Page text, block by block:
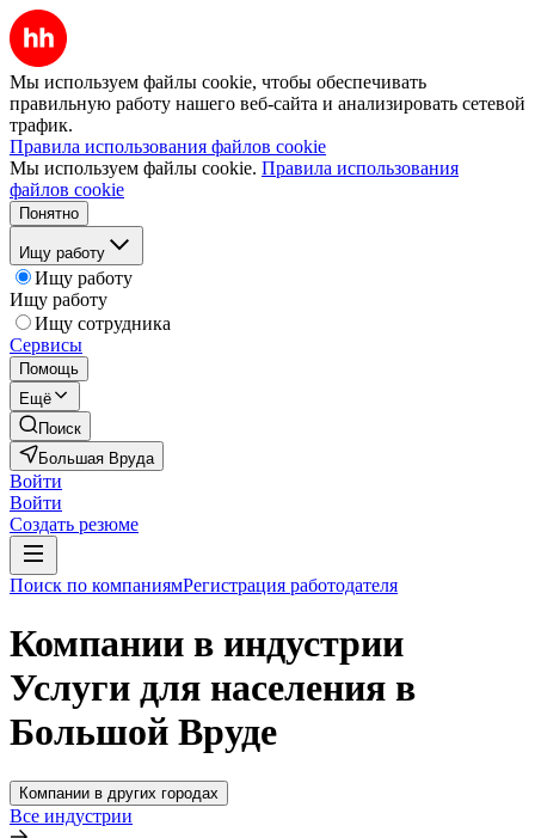
Мы используем файлы cookie, чтобы обеспечивать
правильную работу нашего веб-сайта и анализировать сетевой
трафик.
Правила использования файлов cookie
Мы используем файлы cookie. Правила использования
файлов cookie
Понятно
Ищу работу
Ищу работу
Ищу работу
Ищу сотрудника
Сервисы
Помощь
Ещё
Поиск
Большая Вруда
Войти
Войти
Создать резюме
Поиск по компаниямРегистрация работодателя
Компании в индустрии
Услуги для населения в
Большой Вруде
Компании в других городах
Все индустрии